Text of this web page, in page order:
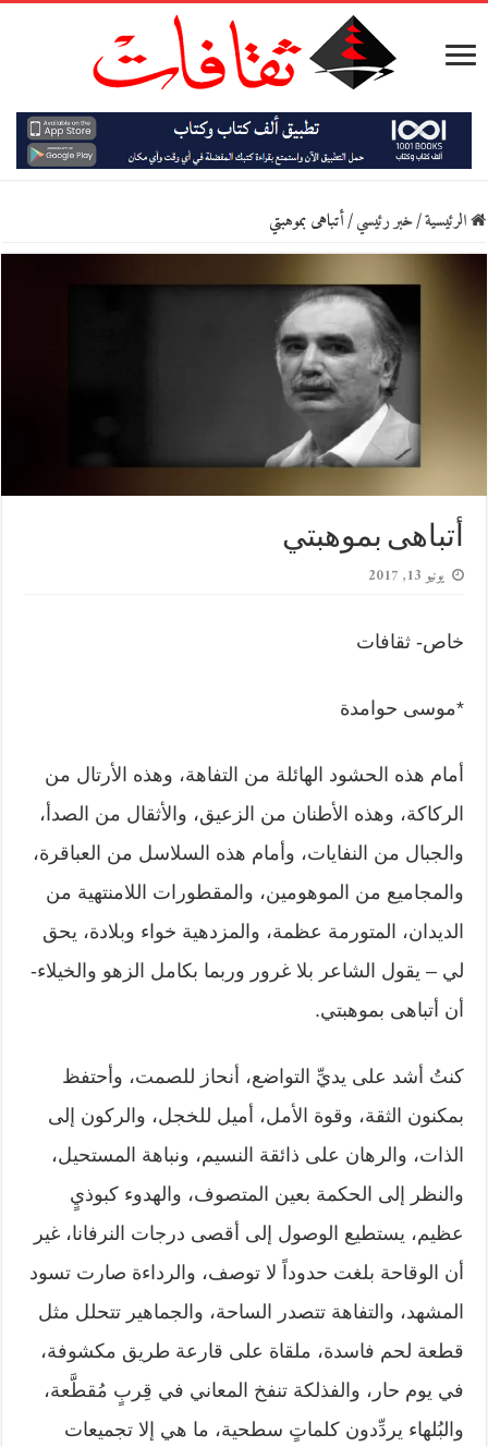
الرئيسية/خبر رئيسي/أتباهى بموهبتي
أتباهى بموهبتي
يونيو 13, 2017
خاص- ثقافات
*موسى حوامدة
أمام هذه الحشود الهائلة من التفاهة، وهذه الأرتال من
الركاكة، وهذه الأطنان من الزعيق، والأثقال من الصدأ،
والجبال من النفايات، وأمام هذه السلاسل من العباقرة،
والمجاميع من الموهومين، والمقطورات اللامنتهية من
الديدان، المتورمة عظمة، والمزدهية خواء وبلادة، يحق
لي – يقول الشاعر بلا غرور وربما بكامل الزهو والخيلاء-
أن أتباهى بموهبتي.
كنتُ أشد على يديِّ التواضع، أنحاز للصمت، وأحتفظ
بمكنون الثقة، وقوة الأمل، أميل للخجل، والركون إلى
الذات، والرهان على ذائقة النسيم، ونباهة المستحيل،
والنظر إلى الحكمة بعين المتصوف، والهدوء كبوذيٍ
عظيم، يستطيع الوصول إلى أقصى درجات النرفانا، غير
أن الوقاحة بلغت حدوداً لا توصف، والرداءة صارت تسود
المشهد، والتفاهة تتصدر الساحة، والجماهير تتحلل مثل
قطعة لحم فاسدة، ملقاة على قارعة طريق مكشوفة،
في يوم حار، والفذلكة تنفخ المعاني في قِربٍ مُقطَّعة،
والبُلهاء يردِّدون كلماتٍ سطحية، ما هي إلا تجميعات